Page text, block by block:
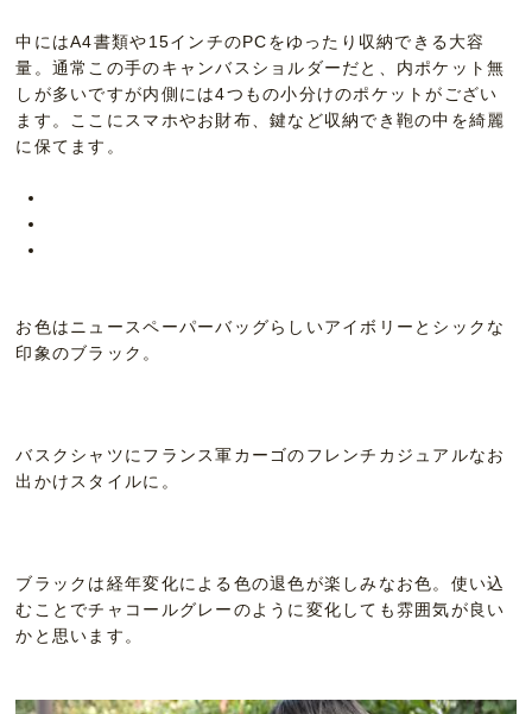
中にはA4書類や15インチのPCをゆったり収納できる大容
量。通常この手のキャンバスショルダーだと、内ポケット無
しが多いですが内側には4つもの小分けのポケットがござい
ます。ここにスマホやお財布、鍵など収納でき鞄の中を綺麗
に保てます。
お色はニュースペーパーバッグらしいアイボリーとシックな
印象のブラック。
バスクシャツにフランス軍カーゴのフレンチカジュアルなお
出かけスタイルに。
ブラックは経年変化による色の退色が楽しみなお色。使い込
むことでチャコールグレーのように変化しても雰囲気が良い
かと思います。